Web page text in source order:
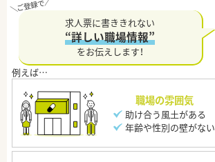
求人票に書ききれない
“詳しい職場情報”
をお伝えします！
職場の雰囲気
助け合う風土がある
年齢や性別の壁がない